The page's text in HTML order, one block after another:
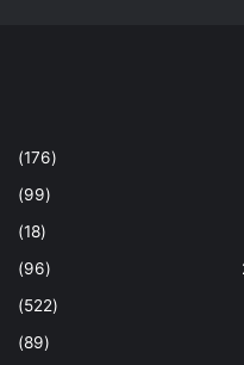
(176)
(99)
(18)
(96)
(522)
(89)